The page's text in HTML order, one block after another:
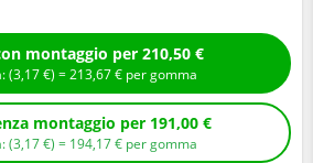
Compra con montaggio per 210,50 €
+ Ecotassa: (3,17€ ) =213,67€ per gomma
Compra senza montaggio per 191,00 €
+ Ecotassa: (3,17€ ) = 194,17€ per gomma